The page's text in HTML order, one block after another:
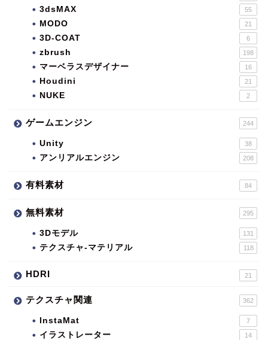
3dsMAX 55
MODO 21
3D-COAT 6
zbrush 198
マーベラスデザイナー 16
Houdini 21
NUKE 2
ゲームエンジン 244
Unity 38
アンリアルエンジン 208
有料素材 84
無料素材 295
3Dモデル 131
テクスチャ-マテリアル 118
HDRI 21
テクスチャ関連 362
InstaMat 7
イラストレーター 14